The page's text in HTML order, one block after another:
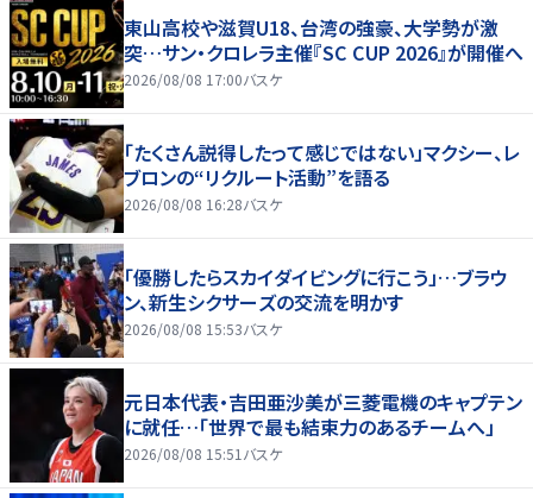
東山高校や滋賀U18、台湾の強豪、大学勢が激
突…サン・クロレラ主催『SC CUP 2026』が開催へ
2026/08/08 17:00バスケ
「たくさん説得したって感じではない」マクシー、レ
ブロンの“リクルート活動”を語る
2026/08/08 16:28バスケ
「優勝したらスカイダイビングに行こう」…ブラウ
ン、新生シクサーズの交流を明かす
2026/08/08 15:53バスケ
元日本代表・吉田亜沙美が三菱電機のキャプテン
に就任…「世界で最も結束力のあるチームへ」
2026/08/08 15:51 バスケ